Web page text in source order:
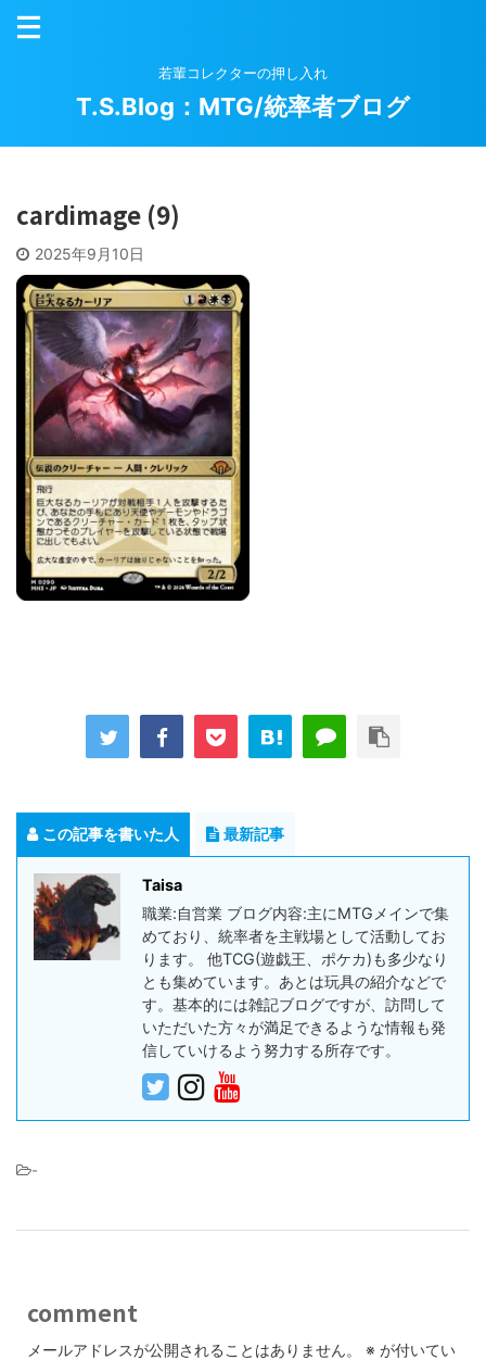
若輩コレクターの押し入れ
T.S.Blog：MTG/統率者ブログ
cardimage (9)
2025年9月10日
この記事を書いた人 最新記事
Taisa
職業:自営業 ブログ内容:主にMTGメインで集
めており、統率者を主戦場として活動してお
ります。 他TCG(遊戯王、ポケカ)も多少なり
とも集めています。あとは玩具の紹介などで
す。基本的には雑記ブログですが、訪問して
いただいた方々が満足できるような情報も発
信していけるよう努力する所存です。
-
comment
メールアドレスが公開されることはありません。 ※ が付いてい